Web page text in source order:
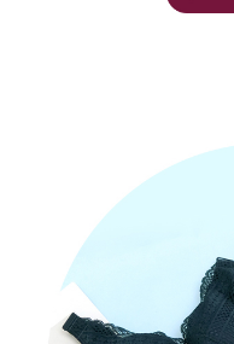
択しないでください。